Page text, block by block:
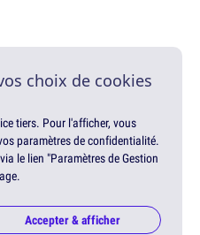
choix de cookies
tiers. Pour l'afficher, vous
paramètres de confidentialité.
le lien "Paramètres de Gestion
Accepter & afficher